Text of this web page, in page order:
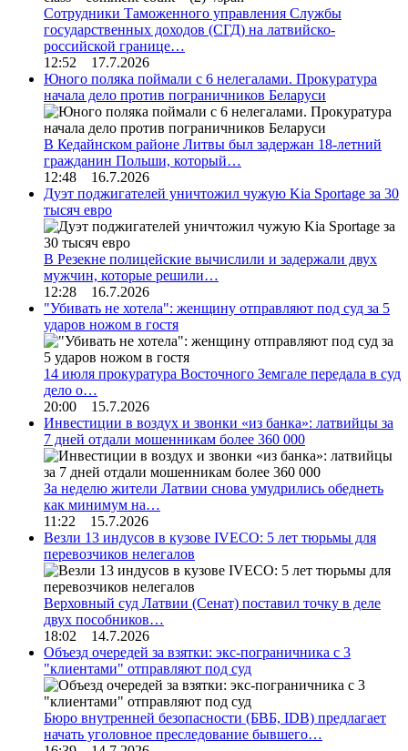
Сотрудники Таможенного управления Службы
государственных доходов (СГД) на латвийско-
российской границе…
12:52 17.7.2026
Юного поляка поймали с 6 нелегалами. Прокуратура
начала дело против пограничников Беларуси
В Кедайнском районе Литвы был задержан 18-летний
гражданин Польши, который…
12:48 16.7.2026
Дуэт поджигателей уничтожил чужую Kia Sportage за 30
тысяч евро
В Резекне полицейские вычислили и задержали двух
мужчин, которые решили…
12:28 16.7.2026
"Убивать не хотела": женщину отправляют под суд за 5
ударов ножом в гостя
14 июля прокуратура Восточного Земгале передала в суд
дело о…
20:00 15.7.2026
Инвестиции в воздух и звонки «из банка»: латвийцы за
7 дней отдали мошенникам более 360 000
За неделю жители Латвии снова умудрились обеднеть
как минимум на…
11:22 15.7.2026
Везли 13 индусов в кузове IVECO: 5 лет тюрьмы для
перевозчиков нелегалов
Верховный суд Латвии (Сенат) поставил точку в деле
двух пособников…
18:02 14.7.2026
Объезд очередей за взятки: экс-пограничника с 3
"клиентами" отправляют под суд
Бюро внутренней безопасности (БВБ, IDB) предлагает
начать уголовное преследование бывшего…